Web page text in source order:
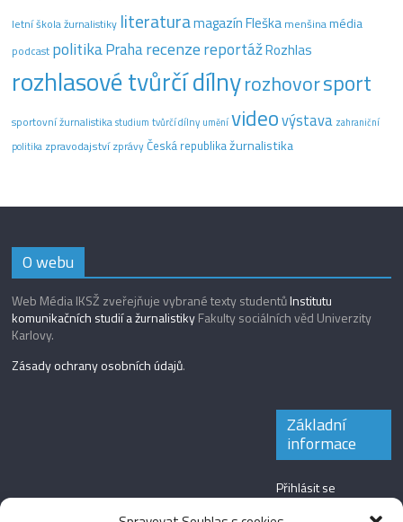
letní škola žurnalistiky literaturamagazín Fleška menšinamédia
podcast politikaPraharecenzereportážRozhlas
rozhlasové tvůrčí dílnyrozhovorsport
sportovní žurnalistika studium tvůrčí dílny uměnívideovýstava zahraniční
politika zpravodajstvízprávyČeská republikažurnalistika
O webu
Web Média IKSŽ zveřejňuje vybrané texty studentůInstitutu
komunikačních studií a žurnalistikyFakulty sociálních věd Univerzity
Karlovy.
Zásady ochrany osobních údajů.
Základní
informace
Přihlásit se
Zdroj kanálů